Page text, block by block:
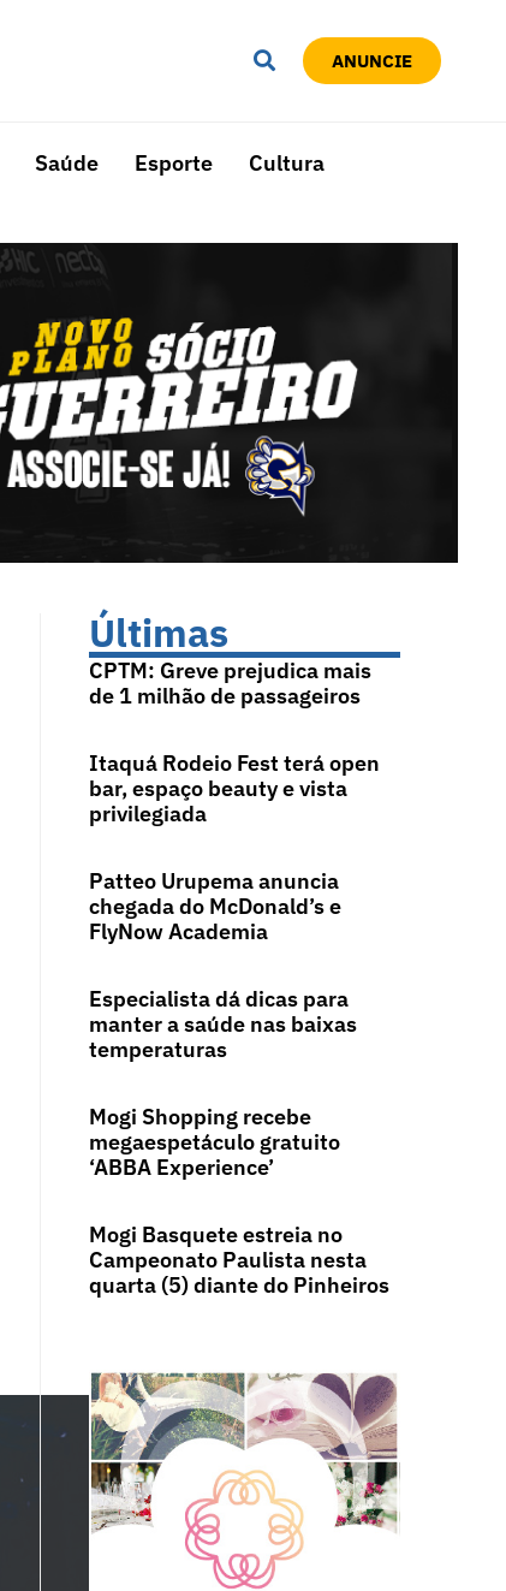
ANUNCIE
Saúde Esporte Cultura
Últimas
CPTM: Greve prejudica mais
de 1 milhão de passageiros
Itaquá Rodeio Fest terá open
bar, espaço beauty e vista
privilegiada
Patteo Urupema anuncia
chegada do McDonald’s e
FlyNow Academia
Especialista dá dicas para
manter a saúde nas baixas
temperaturas
Mogi Shopping recebe
megaespetáculo gratuito
‘ABBA Experience’
Mogi Basquete estreia no
Campeonato Paulista nesta
quarta (5) diante do Pinheiros